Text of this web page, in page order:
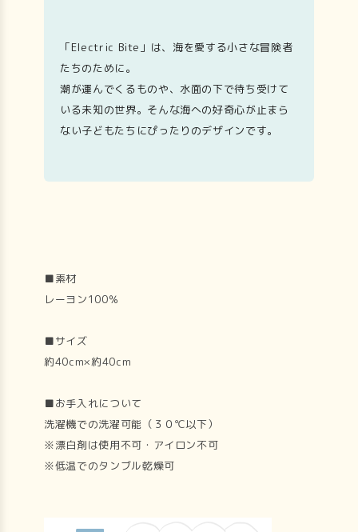
「Electric Bite」は、海を愛する小さな冒険者
たちのために。
潮が運んでくるものや、水面の下で待ち受けて
いる未知の世界。そんな海への好奇心が止まら
ない子どもたちにぴったりのデザインです。
■素材
レーヨン100％
■サイズ
約40cm×約40cm
■お手入れについて
洗濯機での洗濯可能（３０℃以下）
※漂白剤は使用不可・アイロン不可
※低温でのタンブル乾燥可